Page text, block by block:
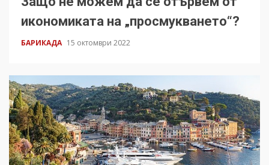
икономиката на „просмукването“?
БАРИКАДА 15 октомври 2022